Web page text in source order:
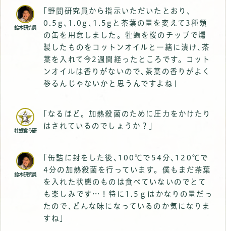
鈴木研究員
｢野間研究員から指示いただいたとおり､
0.5g､1.0g､1.5gと茶葉の量を変えて3種類
の缶を用意しました。牡蠣を桜のチップで燻
製したものをコットンオイルと一緒に漬け､茶
葉を入れて今2週間経ったところです。コット
ンオイルは香りがないので､茶葉の香りがよく
移るんじゃないかと思うんですよね｣
牡蠣食う研
｢なるほど。加熱殺菌のために圧力をかけたり
はされているのでしょうか？｣
鈴木研究員
｢缶詰に封をした後､100℃で54分､120℃で
4分の加熱殺菌を行っています。僕もまだ茶葉
を入れた状態のものは食べていないのでとて
も楽しみです…！特に1.5ｇはかなりの量だっ
たので､どんな味になっているのか気になりま
すね｣